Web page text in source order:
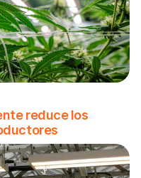
reduce los